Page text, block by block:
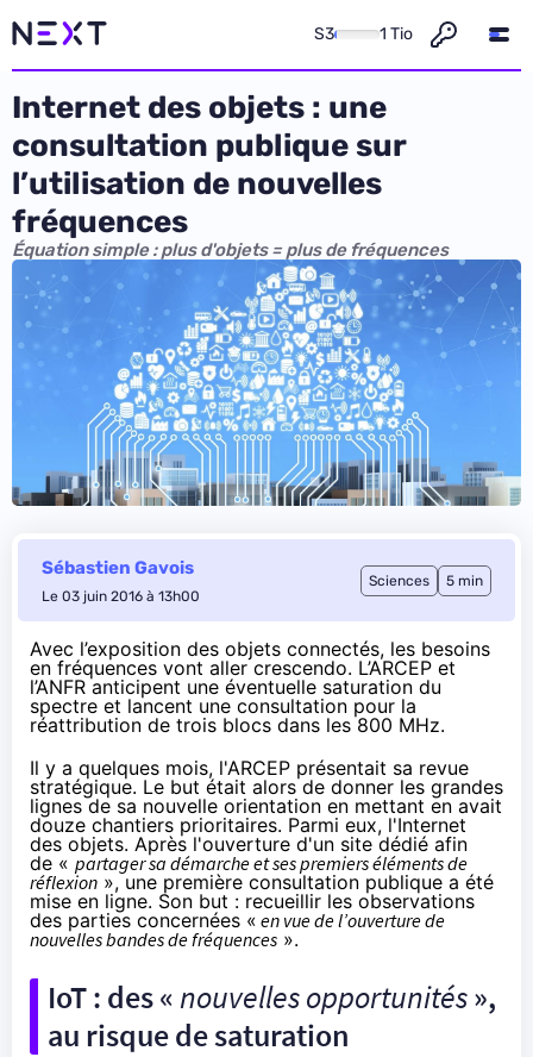
S3 1 Tio
Internet des objets : une
consultation publique sur
l’utilisation de nouvelles
fréquences
Équation simple : plus d'objets = plus de fréquences
Sébastien Gavois
Le 03 juin 2016 à 13h00
Sciences 5 min
Avec l’exposition des objets connectés, les besoins
en fréquences vont aller crescendo. L’ARCEP et
l’ANFR anticipent une éventuelle saturation du
spectre et lancent une consultation pour la
réattribution de trois blocs dans les 800 MHz.
Il y a quelques mois, l'ARCEP présentait sa revue
stratégique. Le but était alors de donner les grandes
lignes de sa nouvelle orientation en mettant en avait
douze chantiers prioritaires. Parmi eux, l'Internet
des objets. Après l'ouverture d'un site dédié afin
de « partager sa démarche et ses premiers éléments de
réflexion », une première consultation publique a été
mise en ligne. Son but : recueillir les observations
des parties concernées « en vue de l’ouverture de
nouvelles bandes de fréquences ».
IoT : des « nouvelles opportunités»,
au risque de saturation